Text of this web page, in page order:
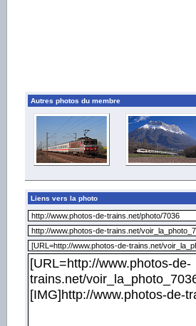
Autres photos du membre
Liens vers la photo